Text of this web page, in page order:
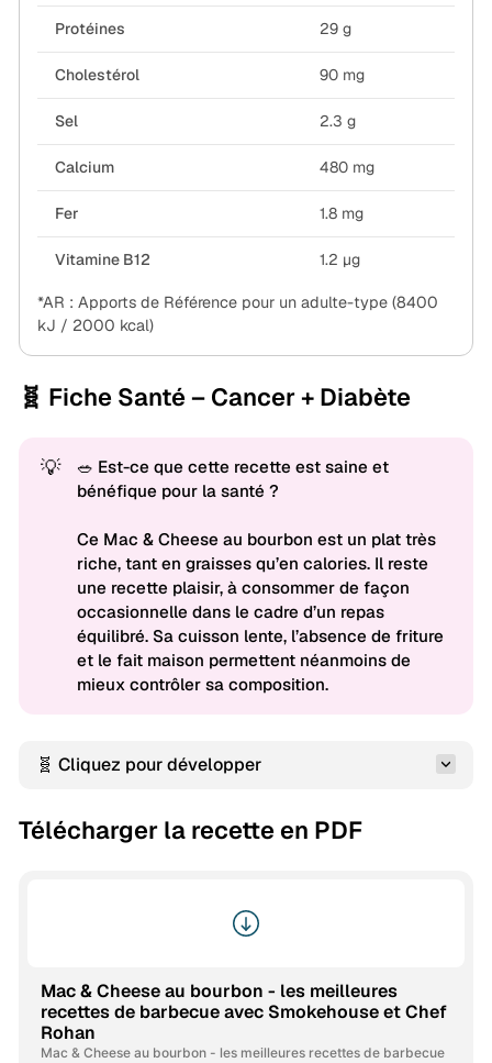
Protéines 29 g
Cholestérol 90 mg
Sel 2.3 g
Calcium 480 mg
Fer 1.8 mg
Vitamine B12 1.2 µg
*AR : Apports de Référence pour un adulte-type (8400
kJ / 2000 kcal)
🧬 Fiche Santé – Cancer + Diabète
💡
🥗 Est-ce que cette recette est saine et
bénéfique pour la santé ?
Ce Mac & Cheese au bourbon est un plat très
riche, tant en graisses qu’en calories. Il reste
une recette plaisir, à consommer de façon
occasionnelle dans le cadre d’un repas
équilibré. Sa cuisson lente, l’absence de friture
et le fait maison permettent néanmoins de
mieux contrôler sa composition.
🧬 Cliquez pour développer
Télécharger la recette en PDF
Mac & Cheese au bourbon - les meilleures
recettes de barbecue avec Smokehouse et Chef
Rohan
Mac & Cheese au bourbon - les meilleures recettes de barbecue